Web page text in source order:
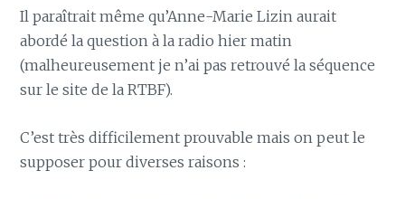
Il paraîtrait même qu’Anne-Marie Lizin aurait
abordé la question à la radio hier matin
(malheureusement je n’ai pas retrouvé la séquence
sur le site de la RTBF).
C’est très difficilement prouvable mais on peut le
supposer pour diverses raisons :